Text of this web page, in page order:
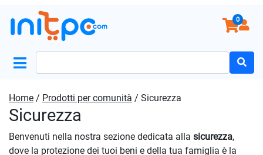
0
Search
Home / Prodotti per comunità / Sicurezza
Sicurezza
Benvenuti nella nostra sezione dedicata alla sicurezza
dove la protezione dei tuoi beni e della tua famiglia è la